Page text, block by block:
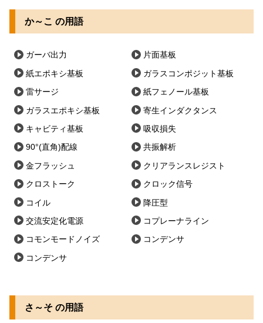
か～こ の用語
ガーバ出力 片面基板
紙エポキシ基板 ガラスコンポジット基板
雷サージ 紙フェノール基板
ガラスエポキシ基板 寄生インダクタンス
キャビティ基板 吸収損失
90°(直角)配線 共振解析
金フラッシュ クリアランスレジスト
クロストーク クロック信号
コイル 降圧型
交流安定化電源 コプレーナライン
コモンモードノイズ コンデンサ
コンデンサ
さ～そ の用語